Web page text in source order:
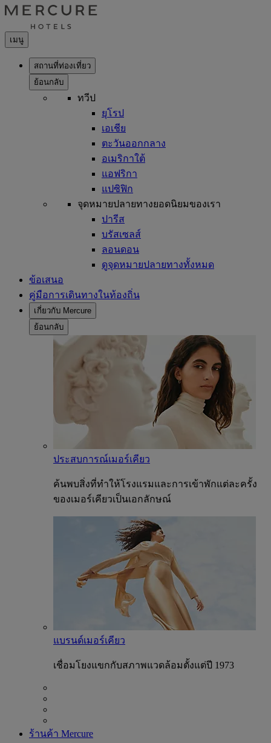
เมนู
สถานที่ท่องเที่ยว
ย้อนกลับ
ทวีป
ยุโรป
เอเชีย
ตะวันออกกลาง
อเมริกาใต้
แอฟริกา
แปซิฟิก
จุดหมายปลายทางยอดนิยมของเรา
ปารีส
บรัสเซลส์
ลอนดอน
ดูจุดหมายปลายทางทั้งหมด
ข้อเสนอ
คู่มือการเดินทางในท้องถิ่น
เกี่ยวกับ Mercure
ย้อนกลับ
ประสบการณ์เมอร์เคียว
ค้นพบสิ่งที่ทำให้โรงแรมและการเข้าพักแต่ละครั้ง
ของเมอร์เคียวเป็นเอกลักษณ์
แบรนด์เมอร์เคียว
เชื่อมโยงแขกกับสภาพแวดล้อมตั้งแต่ปี 1973
ร้านค้า Mercure